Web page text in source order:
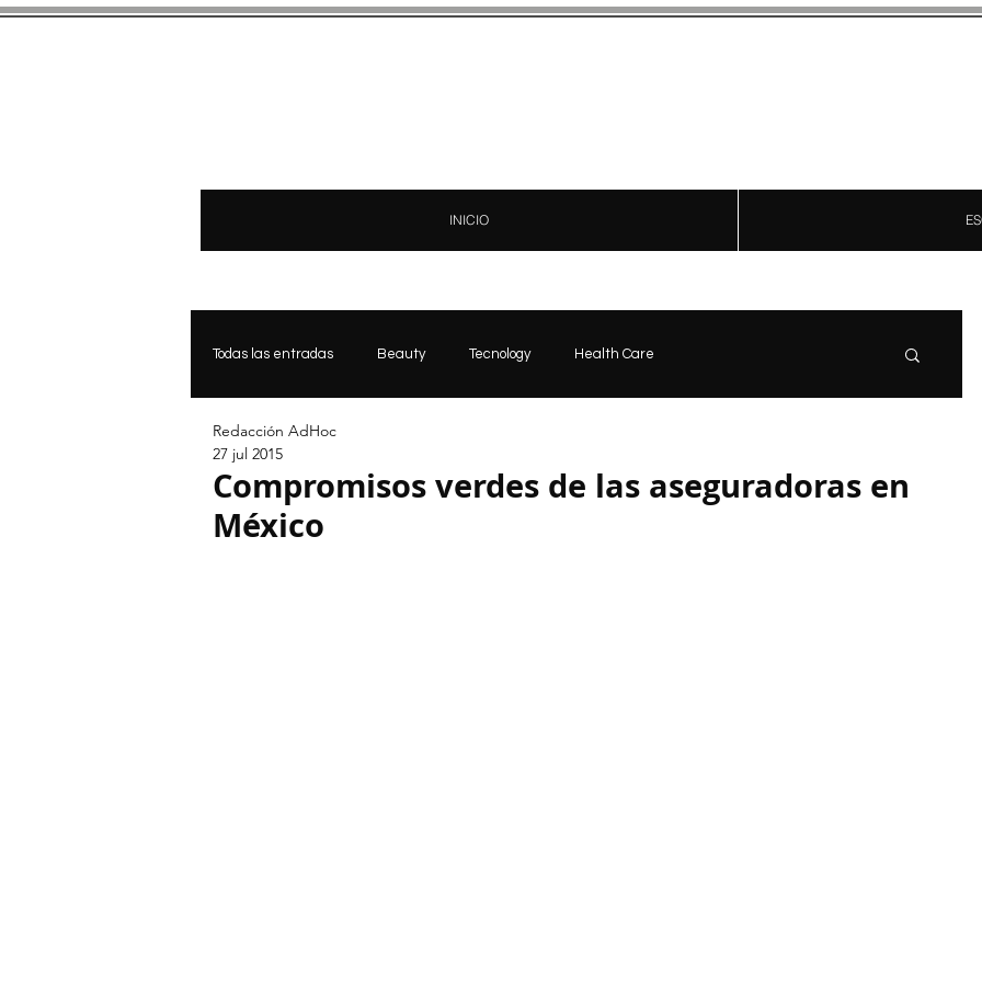
INICIO
Todas las entradas Beauty Tecnology Health Care
Compromisos verdes de las aseguradoras en
México
Redacción AdHoc
27 jul 2015